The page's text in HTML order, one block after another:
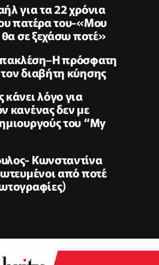
για τα 22 χρόνια
πατέρα του-«Μου
θα σε ξεχάσω ποτέ»
πρόσφατη
διαβήτη κύησης
λόγο για
κανένας δεν με
του “My
Κωνσταντίνα
από ποτέ